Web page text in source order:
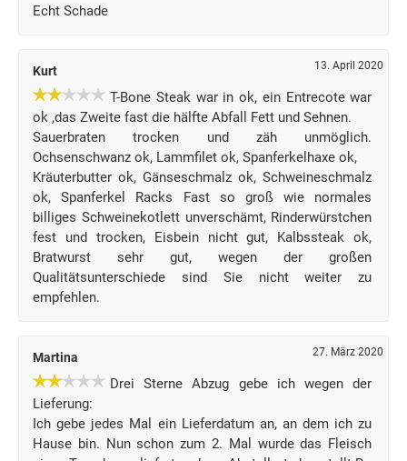
Echt Schade
Kurt 13. April 2020
T-Bone Steak war in ok, ein Entrecote war
ok ,das Zweite fast die hälfte Abfall Fett und Sehnen.
Sauerbraten trocken und zäh unmöglich.
Ochsenschwanz ok, Lammfilet ok, Spanferkelhaxe ok,
Kräuterbutter ok, Gänseschmalz ok, Schweineschmalz
ok, Spanferkel Racks Fast so groß wie normales
billiges Schweinekotlett unverschämt, Rinderwürstchen
fest und trocken, Eisbein nicht gut, Kalbssteak ok,
Bratwurst sehr gut, wegen der großen
Qualitätsunterschiede sind Sie nicht weiter zu
empfehlen.
Martina 27. März 2020
Drei Sterne Abzug gebe ich wegen der
Lieferung:
Ich gebe jedes Mal ein Lieferdatum an, an dem ich zu
Hause bin. Nun schon zum 2. Mal wurde das Fleisch